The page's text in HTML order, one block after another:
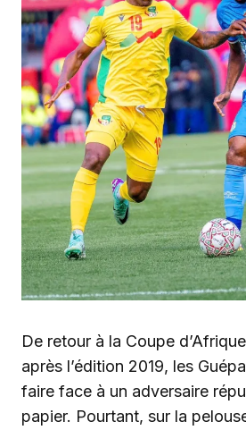
‎De retour à la Coupe
après l’édition 2019, les
faire face à un adversaire
papier. Pourtant, sur la